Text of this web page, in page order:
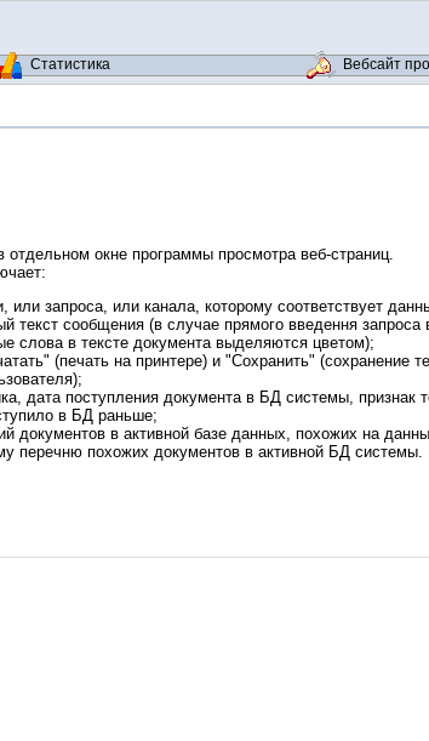
Статистика Вебсайт
отдельном окне программы просмотра веб-страниц.
или запроса, или канала, которому соответствует
текст сообщения (в случае прямого введення
слова в тексте документа выделяются цветом);
(печать на принтере) и "Сохранить" (сохранение
дата поступления документа в БД системы, признак
в БД раньше;
документов в активной базе данных, похожих на
перечню похожих документов в активной БД системы.